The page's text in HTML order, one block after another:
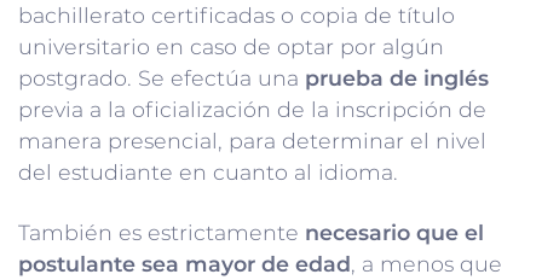
bachillerato certificadas o copia de título
universitario en caso de optar por algún
postgrado. Se efectúa una prueba de inglés
previa a la oficialización de la inscripción de
manera presencial, para determinar el nivel
del estudiante en cuanto al idioma.
También es estrictamente necesario que el
postulante sea mayor de edad, a menos que